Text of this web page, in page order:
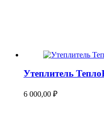
Утеплитель
6 000,00 ₽